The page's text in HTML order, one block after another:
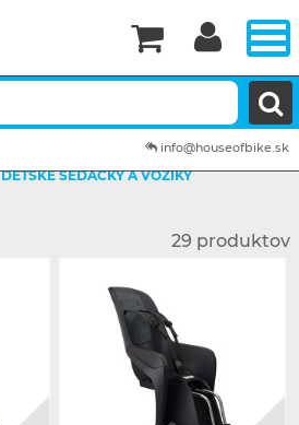
DETSKÉ SEDAČKY A VOZÍKY
29 produktov


info@houseofbike.sk